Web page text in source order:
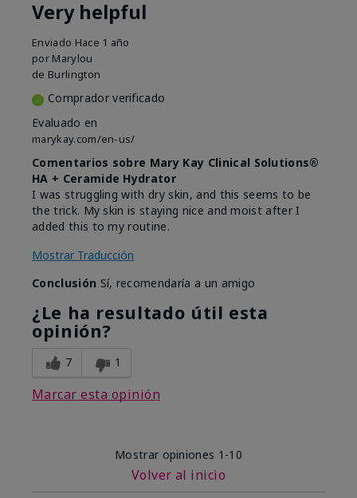
Very helpful
Enviado Hace 1 año
por Marylou
de Burlington
Comprador verificado
Evaluado en
marykay.com/en-us/
Comentarios sobre Mary Kay Clinical Solutions®
HA + Ceramide Hydrator
I was struggling with dry skin, and this seems to be
the trick. My skin is staying nice and moist after I
added this to my routine.
Mostrar Traducción
Conclusión Sí, recomendaría a un amigo
¿Le ha resultado útil esta
opinión?
7 1
Marcar esta opinión
Mostrar opiniones 1-10
Volver al inicio